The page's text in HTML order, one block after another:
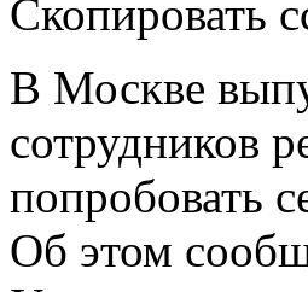
Скопировать
В Москве
сотрудников
попробовать
Об этом